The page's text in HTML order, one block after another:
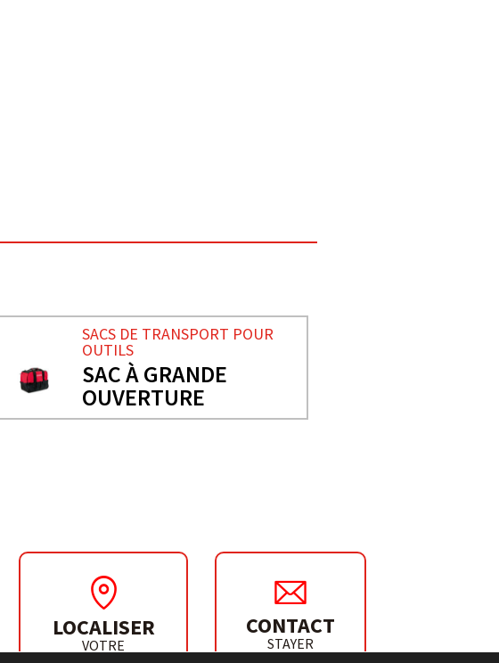
SACS DE TRANSPORT POUR
OUTILS
SAC À GRANDE
OUVERTURE
LOCALISER
VOTRE
CONTACT
STAYER